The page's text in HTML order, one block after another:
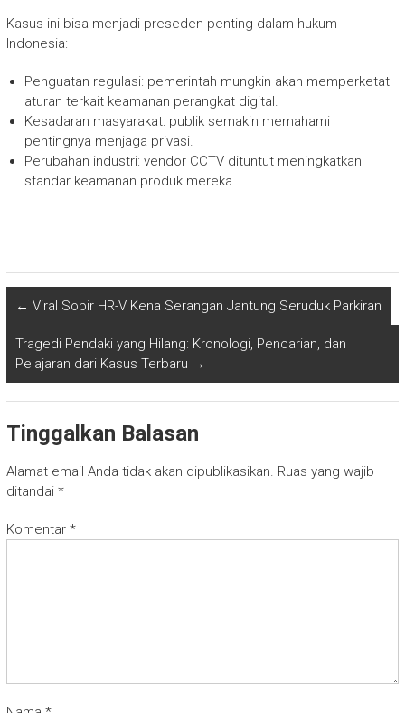
Kasus ini bisa menjadi preseden penting dalam hukum
Indonesia:
Penguatan regulasi: pemerintah mungkin akan memperketat
aturan terkait keamanan perangkat digital.
Kesadaran masyarakat: publik semakin memahami
pentingnya menjaga privasi.
Perubahan industri: vendor CCTV dituntut meningkatkan
standar keamanan produk mereka.
← Viral Sopir HR-V Kena Serangan Jantung Seruduk Parkiran
Tragedi Pendaki yang Hilang: Kronologi, Pencarian, dan
Pelajaran dari Kasus Terbaru →
Tinggalkan Balasan
Alamat email Anda tidak akan dipublikasikan. Ruas yang wajib
ditandai *
Komentar *